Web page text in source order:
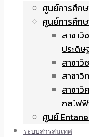
ศูนย์การศึก
ศูนย์การศึก
สาขา
ประดิษ
สาขาวิ
สาขาวิ
สาขาวิ
กลไฟ
ศูนย์
ระบบสารสนเทศ